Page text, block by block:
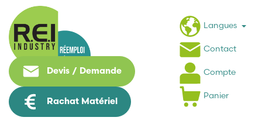
Devis / Demande
Rachat Matériel
Langues
Contact
Compte
Panier